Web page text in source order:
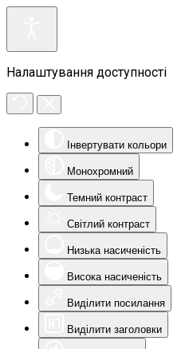
Налаштування доступності
Інвертувати кольори
Монохромний
Темний контраст
Світлий контраст
Низька насиченість
Висока насиченість
Виділити посилання
Виділити заголовки